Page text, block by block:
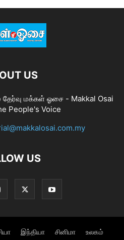
US
மக்கள் ஓசை - Makkal Osai
People's Voice
US
இந்தியா சினிமா உலகம்